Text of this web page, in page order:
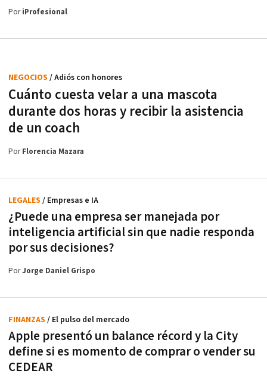
PoriProfesional
Cuánto cuesta velar a una mascota
durante dos horas y recibir la asistencia
de un coach
NEGOCIOS / Adiós con honores
PorFlorencia Mazara
¿Puede una empresa ser manejada por
inteligencia artificial sin que nadie responda
por sus decisiones?
LEGALES / Empresas e IA
PorJorge Daniel Grispo
Apple presentó un balance récord y la City
define si es momento de comprar o vender su
CEDEAR
FINANZAS / El pulso del mercado